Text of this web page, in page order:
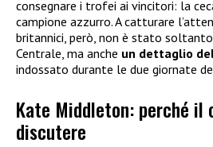
consegnare i trofei ai vincitori: la
campione azzurro. A catturare
britannici, però, non è stato
Centrale, ma anche un dettaglio
indossato durante le due giornate
Kate Middleton: perché
discutere